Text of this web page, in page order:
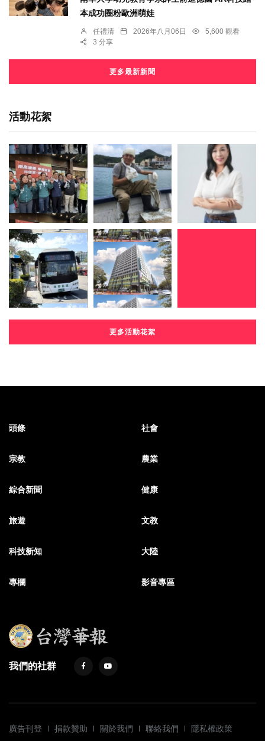
本成功圈粉歐洲萌娃
任禮清 2026年八月06日
5,600 觀看
3 分享
更多最新新聞
活動花絮
更多活動花絮
頭條 社會
宗教 農業
綜合新聞 健康
旅遊 文教
科技新知 大陸
專欄 影音專區
我們的社群
廣告刊登 捐款贊助 關於我們 聯絡我們
隱私權政策